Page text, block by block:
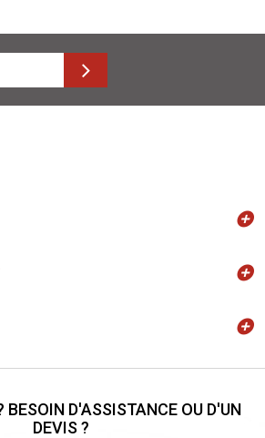
BESOIN D'ASSISTANCE OU D'UN
DEVIS ?